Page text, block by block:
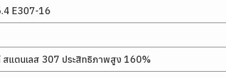
E307-16
สแตนเลส 307 ประสิทธิภาพสูง 160%